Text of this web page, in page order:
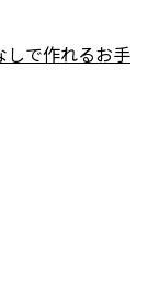
しで作れるお手